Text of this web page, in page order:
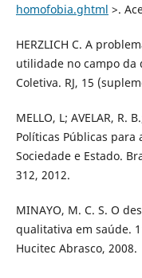
homofobia.ghtml >.
HERZLICH C. A
utilidade no campo da
Coletiva. RJ, 15
MELLO, L; AVELAR, R.
Políticas Públicas para
Sociedade e Estado.
312, 2012.
MINAYO, M. C. S. O
qualitativa em saúde.
Hucitec Abrasco, 2008.